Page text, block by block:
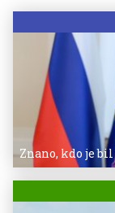
Znano, kdo je